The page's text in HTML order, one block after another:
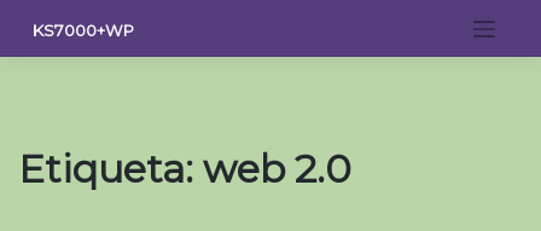
contenido
KS7000+WP
Etiqueta: web 2.0